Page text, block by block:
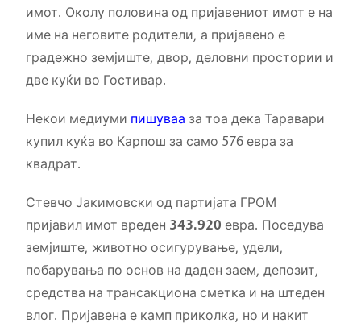
имот. Околу половина од пријавениот имот е на
име на неговите родители, а пријавено е
градежно земјиште, двор, деловни простории и
две куќи во Гостивар.
Некои медиуми пишуваа за тоа дека Таравари
купил куќа во Карпош за само 576 евра за
квадрат.
Стевчо Јакимовски од партијата ГРОМ
пријавил имот вреден 343.920 евра. Поседува
земјиште, животно осигурување, удели,
побарувања по основ на даден заем, депозит,
средства на трансакциона сметка и на штеден
влог. Пријавена е камп приколка, но и накит